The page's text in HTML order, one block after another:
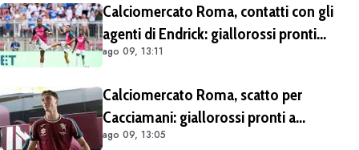
Calciomercato Roma, contatti con gli
agenti di Endrick: giallorossi pronti
all'affondo. Aston Villa forte sul
ago 09, 13:11
Calciomercato Roma, scatto per
Cacciamani: giallorossi pronti a
migliorare l'offerta da 15 milioni di euro
ago 09, 13:05